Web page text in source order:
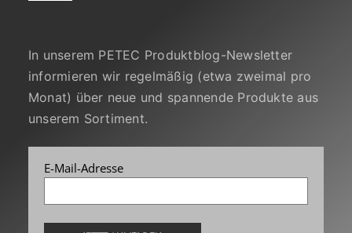
In unserem PETEC Produktblog-Newsletter
informieren wir regelmäßig (etwa zweimal pro
Monat) über neue und spannende Produkte aus
unserem Sortiment.
E-Mail-Adresse